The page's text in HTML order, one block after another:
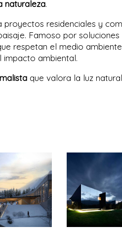
naturaleza.
residenciales y
Famoso por
respetan el medio
impacto ambiental.
que valora la luz